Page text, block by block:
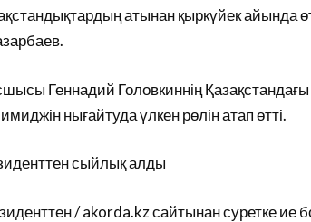
атынан қыркүйек айында
Геннадий Головкиннің Қазақстандағы
нығайтуда үлкен рөлін атап өтті.
сыйлық алды
/ akorda.kz сайтынан суретке ие